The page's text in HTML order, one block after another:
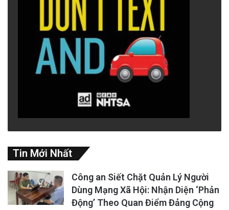
Tin Mới Nhất
Công an Siết Chặt Quản Lý Người
Dùng Mạng Xã Hội: Nhận Diện ‘Phản
Động’ Theo Quan Điểm Đảng Cộng